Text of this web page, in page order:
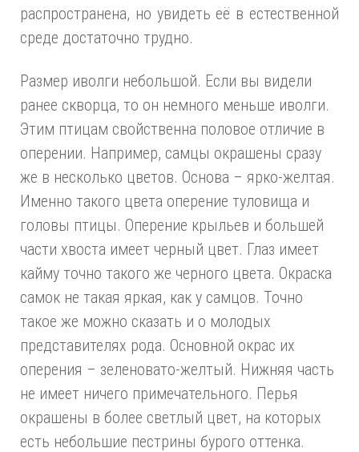
распространена, но увидеть её в естественной
среде достаточно трудно.
Размер иволги небольшой. Если вы видели
ранее скворца, то он немного меньше иволги.
Этим птицам свойственна половое отличие в
оперении. Например, самцы окрашены сразу
же в несколько цветов. Основа – ярко-желтая.
Именно такого цвета оперение туловища и
головы птицы. Оперение крыльев и большей
части хвоста имеет черный цвет. Глаз имеет
кайму точно такого же черного цвета. Окраска
самок не такая яркая, как у самцов. Точно
такое же можно сказать и о молодых
представителях рода. Основной окрас их
оперения – зеленовато-желтый. Нижняя часть
не имеет ничего примечательного. Перья
окрашены в более светлый цвет, на которых
есть небольшие пестрины бурого оттенка.